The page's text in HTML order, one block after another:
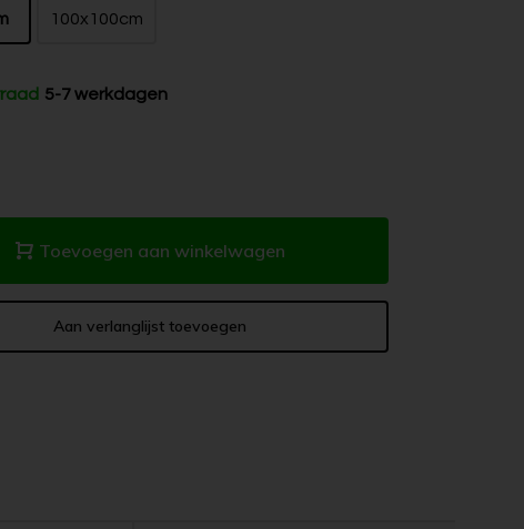
100x100cm
5-7 werkdagen
Toevoegen aan winkelwagen
Aan verlanglijst toevoegen